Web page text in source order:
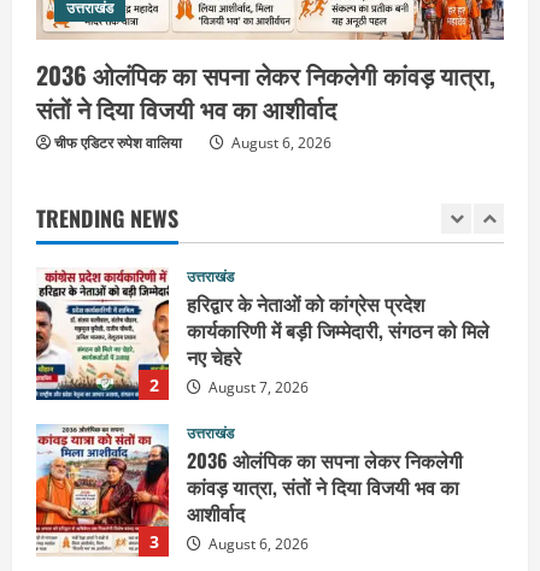
उत्तराखंड
2036 ओलंपिक का सपना लेकर निकलेगी कांवड़ यात्रा,
संतों ने दिया विजयी भव का आशीर्वाद
चीफ एडिटर रुपेश वालिया August 6, 2026
TRENDING NEWS
1
शिवभक्त कांवड़ियों को भोजन प्रसाद वितरित
कर की सेवा, कांवड़ियों की सेवा के लिए सभी
सामर्थ्यवान आमजन आएं आगे : स्वामी
यतिश्वरानन्द
August 8, 2026
2
उत्तराखंड
हरिद्वार के नेताओं को कांग्रेस प्रदेश
3
उत्तराखंड
2036 ओलंपिक का सपना लेकर निकलेगी
कांवड़ यात्रा, संतों ने दिया विजयी भव का
आशीर्वाद
August 6, 2026
4
उत्तराखंड
एसआईआर के तहत जारी किए जा रहे नोटिसों
पर कांग्रेस ने जतायी आपत्ति, मतदाताओं को
परेशान करने का लगाया आरोप
August 6, 2026